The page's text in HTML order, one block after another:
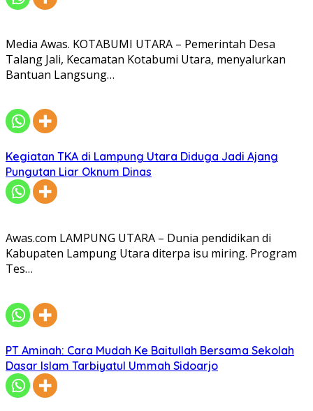
Media Awas. KOTABUMI UTARA – Pemerintah Desa
Talang Jali, Kecamatan Kotabumi Utara, menyalurkan
Bantuan Langsung…
Kegiatan TKA di Lampung Utara Diduga Jadi Ajang
Pungutan Liar Oknum Dinas
Awas.com LAMPUNG UTARA – Dunia pendidikan di
Kabupaten Lampung Utara diterpa isu miring. Program
Tes…
PT Aminah: Cara Mudah Ke Baitullah Bersama Sekolah
Dasar Islam Tarbiyatul Ummah Sidoarjo